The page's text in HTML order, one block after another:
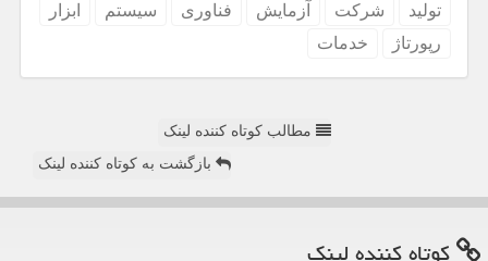
تولید شركت آزمایش فناوری سیستم
ابزار
رپورتاژ
خدمات
مطالب کوتاه کننده لینک
بازگشت به کوتاه کننده لینک